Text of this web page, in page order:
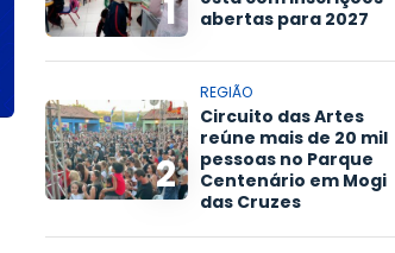
1
abertas para 2027
2
REGIÃO
Circuito das Artes
reúne mais de 20 mil
pessoas no Parque
Centenário em Mogi
das Cruzes